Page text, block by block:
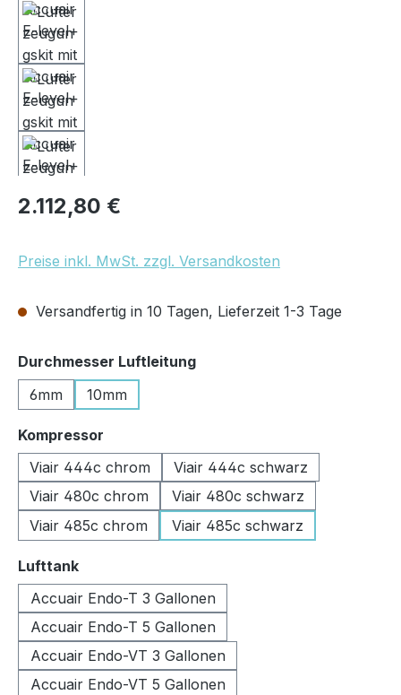
Regulärer Preis:
2.112,80 €
Preise inkl. MwSt. zzgl. Versandkosten
Versandfertig in 10 Tagen, Lieferzeit 1-3 Tage
Durchmesser Luftleitungauswählen
6mm
10mm
Kompressor
Viair 444c chrom
Viair 444c schwarz
Viair 480c chrom
Viair 480c schwarz
Viair 485c chrom
Viair 485c schwarz
Lufttankauswählen
Accuair Endo-T 3 Gallonen
Accuair Endo-T 5 Gallonen
Accuair Endo-VT 3 Gallonen
Accuair Endo-VT 5 Gallonen